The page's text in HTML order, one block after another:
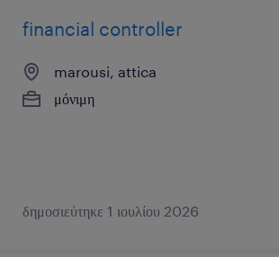
financial controller
marousi, attica
μόνιμη
δημοσιεύτηκε 1 ιουλίου 2026